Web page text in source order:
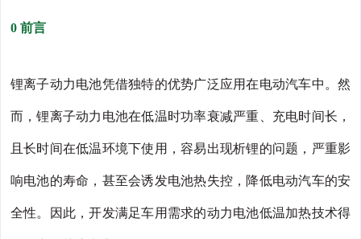
0 前言
锂离子动力电池凭借独特的优势广泛应用在电动汽车中。然
而，锂离子动力电池在低温时功率衰减严重、充电时间长，
且长时间在低温环境下使用，容易出现析锂的问题，严重影
响电池的寿命，甚至会诱发电池热失控，降低电动汽车的安
全性。因此，开发满足车用需求的动力电池低温加热技术得